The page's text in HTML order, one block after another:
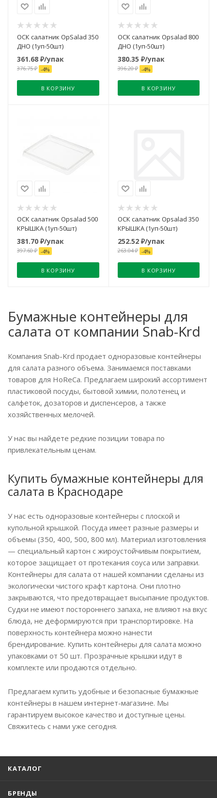
ОСК салатник OpSalad 350
ДНО (1уп-50шт)
361.68 ₽/упак
376.75₽ -4%
В КОРЗИНУ
ОСК салатник Opsalad 800
ДНО (1уп-50шт)
380.35 ₽/упак
396.20₽ -4%
В КОРЗИНУ
ОСК салатник Opsalad 500
КРЫШКА (1уп-50шт)
381.70 ₽/упак
397.60₽ -4%
В КОРЗИНУ
ОСК салатник Opsalad 350
КРЫШКА (1уп-50шт)
252.52₽/упак
263.04₽ -4%
В КОРЗИНУ
Бумажные контейнеры для
салата от компании Snab-Krd
Компания Snab-Krd продает одноразовые контейнеры
для салата разного объема. Занимаемся поставками
товаров для HoReCa. Предлагаем широкий ассортимент
пластиковой посуды, бытовой химии, полотенец и
салфеток, дозаторов и диспенсеров, а также
хозяйственных мелочей.
У нас вы найдете редкие позиции товара по
привлекательным ценам.
Купить бумажные контейнеры для
салата в Краснодаре
У нас есть одноразовые контейнеры с плоской и
купольной крышкой. Посуда имеет разные размеры и
объемы (350, 400, 500, 800 мл). Материал изготовления
— специальный картон с жироустойчивым покрытием,
которое защищает от протекания соуса или заправки.
Контейнеры для салата от нашей компании сделаны из
экологически чистого крафт картона. Они плотно
закрываются, что предотвращает высыпание продуктов.
Судки не имеют постороннего запаха, не влияют на вкус
блюда, не деформируются при транспортировке. На
поверхность контейнера можно нанести
брендирование. Купить контейнеры для салата можно
упаковками от 50 шт. Прозрачные крышки идут в
комплекте или продаются отдельно.
Предлагаем купить удобные и безопасные бумажные
контейнеры в нашем интернет-магазине. Мы
гарантируем высокое качество и доступные цены.
Свяжитесь с нами уже сегодня.
КАТАЛОГ
БРЕНДЫ